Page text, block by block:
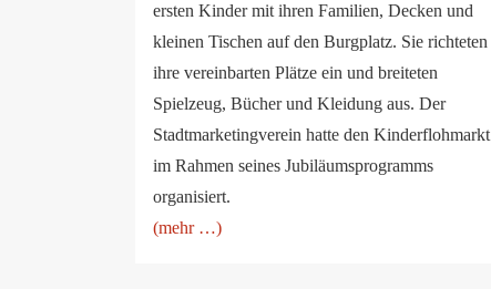
ersten Kinder mit ihren Familien, Decken und
kleinen Tischen auf den Burgplatz. Sie richteten
ihre vereinbarten Plätze ein und breiteten
Spielzeug, Bücher und Kleidung aus. Der
Stadtmarketingverein hatte den Kinderflohmarkt
im Rahmen seines Jubiläumsprogramms
organisiert.
(mehr …)